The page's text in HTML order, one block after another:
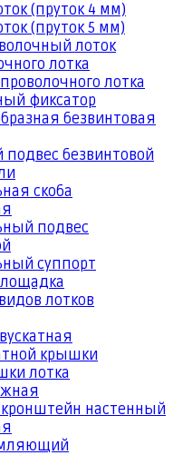
(пруток 4 мм)
(пруток 5 мм)
лоток
лотка
лотка
фиксатор
безвинтовая
подвес безвинтовой
скоба
подвес
суппорт
лотков
крышки
лотка
настенный